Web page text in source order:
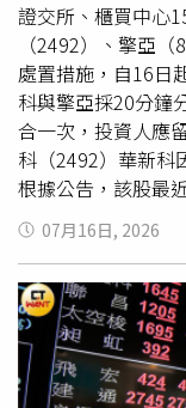
證交所、櫃買中心
（2492）、擎亞
處置措施，自16日
科與擎亞採20分鐘
合一次，投資人應
科（2492）華新科
根據公告，該股最
且最近6個營業日起
自7月16日起至29
亞（8096）擎亞同
29日，採20分鐘分
比為85.38倍、股價
股價淨值比的2.53
易熱度偏高，因此
07月16日, 2026